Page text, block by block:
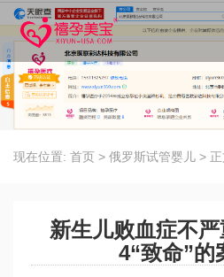
现在位置: 首页 > 俄罗斯试管婴儿 >
新生儿败血症不
4“致命”的